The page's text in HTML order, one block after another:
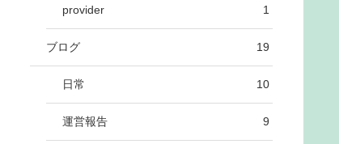
provider 1
ブログ 19
日常 10
運営報告 9